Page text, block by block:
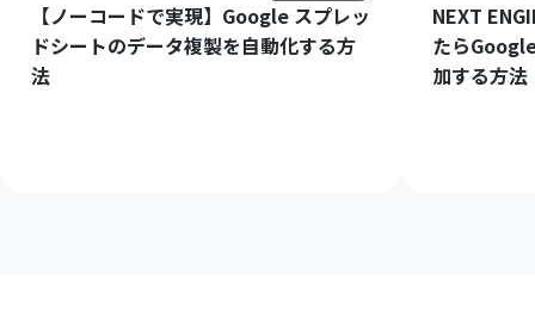
【ノーコードで実現】Google スプレッ
ドシートのデータ複製を自動化する方
法
NEXT
たら
加する方法